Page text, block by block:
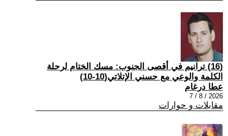
(16) ترانيم في أقصى الجنوب: مسك الختام لرحلة
الكلمة والوعي مع حسني الإتلاتي(10-10)
عطا درغام
2026 / 8 / 7
مقابلات و حوارات